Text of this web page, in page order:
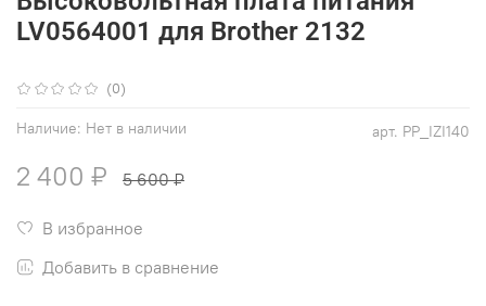
(0)
арт. PP_IZI140
Наличие: Нет в наличии
LV0564001 для Brother 2132
2 400 ₽ 5 600 ₽
В избранное
Добавить в сравнение